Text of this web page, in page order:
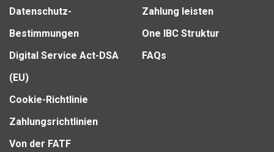
Datenschutz-
Bestimmungen
Digital Service Act-DSA
(EU)
Cookie-Richtlinie
Zahlungsrichtlinien
Von der FATF
Zahlung leisten
One IBC Struktur
FAQs